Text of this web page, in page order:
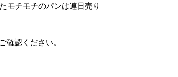
モチモチのパンは連日売り
確認ください。